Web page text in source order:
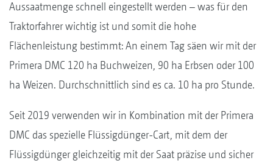
Aussaatmenge schnell eingestellt werden – was für den
Traktorfahrer wichtig ist und somit die hohe
Flächenleistung bestimmt: An einem Tag säen wir mit der
Primera DMC 120 ha Buchweizen, 90 ha Erbsen oder 100
ha Weizen. Durchschnittlich sind es ca. 10 ha pro Stunde.
Seit 2019 verwenden wir in Kombination mit der Primera
DMC das spezielle Flüssigdünger-Cart, mit dem der
Flüssigdünger gleichzeitig mit der Saat präzise und sicher